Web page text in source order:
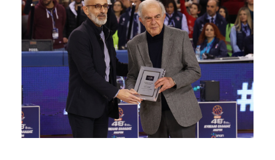
2013
2012
2011
2010
2006